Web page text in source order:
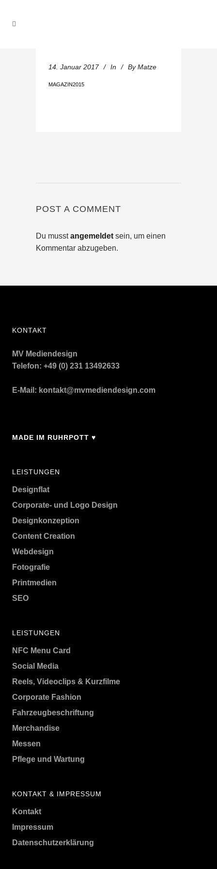
14. Januar 2017 In By Matze
MAGAZIN2015
POST A COMMENT
Du musstangemeldet sein, um einen
Kommentar abzugeben.
KONTAKT
MV Mediendesign
Telefon: +49 (0) 231 13492633
E-Mail: kontakt@mvmediendesign.com
MADE IM RUHRPOTT ♥
LEISTUNGEN
Designflat
Corporate- und Logo Design
Designkonzeption
Content Creation
Webdesign
Fotografie
Printmedien
SEO
LEISTUNGEN
NFC Menu Card
Social Media
Reels, Videoclips & Kurzfilme
Corporate Fashion
Fahrzeugbeschriftung
Merchandise
Messen
Pflege und Wartung
KONTAKT & IMPRESSUM
Kontakt
Impressum
Datenschutzerklärung